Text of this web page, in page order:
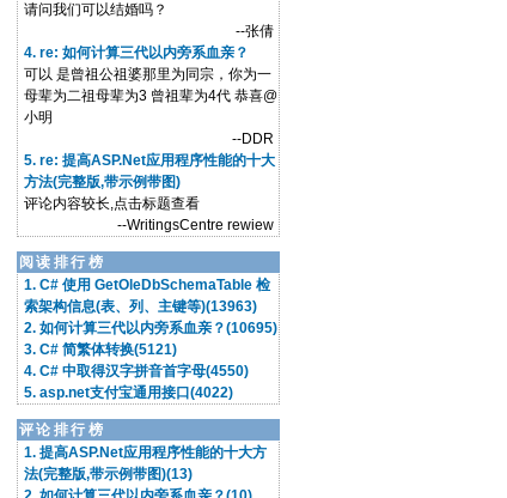
请问我们可以结婚吗？
--张倩
4. re: 如何计算三代以内旁系血亲？
可以 是曾祖公祖婆那里为同宗，你为一
母辈为二祖母辈为3 曾祖辈为4代 恭喜@
小明
--DDR
5. re: 提高ASP.Net应用程序性能的十大
方法(完整版,带示例带图)
评论内容较长,点击标题查看
--WritingsCentre rewiew
阅读排行榜
1. C# 使用 GetOleDbSchemaTable 检
索架构信息(表、列、主键等)(13963)
2. 如何计算三代以内旁系血亲？(10695)
3. C# 简繁体转换(5121)
4. C# 中取得汉字拼音首字母(4550)
5. asp.net支付宝通用接口(4022)
评论排行榜
1. 提高ASP.Net应用程序性能的十大方
法(完整版,带示例带图)(13)